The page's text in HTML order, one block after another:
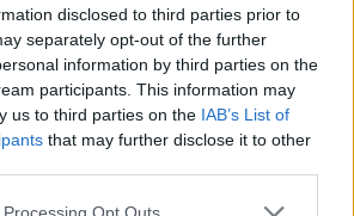
disclosed to third parties prior to
separately opt-out of the further
information by third parties on the
participants. This information may
us to third parties on the IAB’s List of
that may further disclose it to other
website/app uses one or more Google
Opt Outs